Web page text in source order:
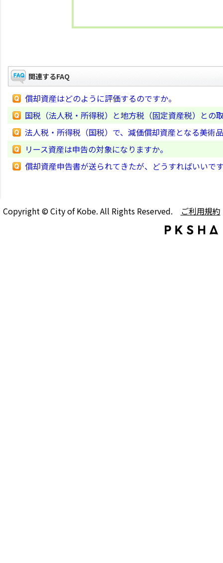
関連するFAQ
償却資産はどのように評価するのですか。
国税（法人税・所得税）と地方税（固定資産税）との
法人税・所得税（国税）で、減価償却資産となる美術
リース資産は申告の対象になりますか。
償却資産申告書が送られてきたが、どうすればいいで
Copyright © City of Kobe. All Rights Reserved. ご利用規約